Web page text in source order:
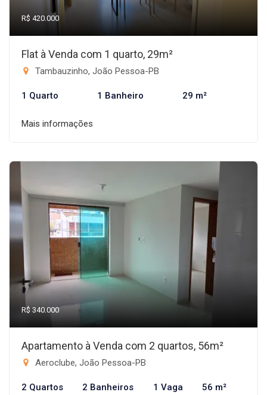
R$ 420.000
Flat à Venda com 1 quarto, 29m²
Tambauzinho, João Pessoa-PB
1 Quarto 1 Banheiro 29 m²
Mais informações
R$ 340.000
Apartamento à Venda com 2 quartos, 56m²
Aeroclube, João Pessoa-PB
2 Quartos 2 Banheiros 1 Vaga 56 m²